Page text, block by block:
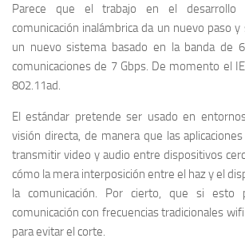
Parece que el trabajo en el desarrollo
comunicación inalámbrica da un nuevo paso
un nuevo sistema basado en la banda de
comunicaciones de 7 Gbps. De momento el
802.11ad.
El estándar pretende ser usado en
visión directa, de manera que las
transmitir video y audio entre dispositivos
cómo la mera interposición entre el haz y el
la comunicación. Por cierto, que si esto
comunicación con frecuencias tradicionales
para evitar el corte.